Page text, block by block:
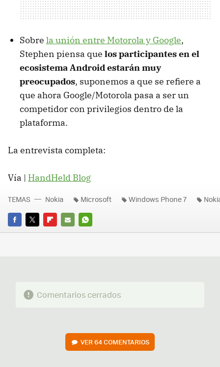
Sobre la unión entre Motorola y Google,
Stephen piensa que los participantes en el
ecosistema Android estarán muy
preocupados, suponemos a que se refiere a
que ahora Google/Motorola pasa a ser un
competidor con privilegios dentro de la
plataforma.
La entrevista completa:
Vía | HandHeld Blog
FACEBOOK
TWITTERFLIPBOARD
E-
WHATSAPP
TEMAS Nokia Microsoft Windows Phone 7
Comentarios cerrados
VER 64 COMENTARIOS